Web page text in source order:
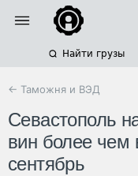
Найти грузы
← Таможня и ВЭД
Севастополь
вин более чем
сентябрь